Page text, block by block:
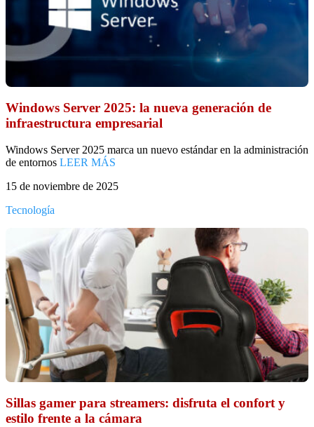
Windows Server 2025: la nueva generación de
infraestructura empresarial
Windows Server 2025 marca un nuevo estándar en la administración
de entornos LEER MÁS
15 de noviembre de 2025
Tecnología
Sillas gamer para streamers: disfruta el confort y
estilo frente a la cámara